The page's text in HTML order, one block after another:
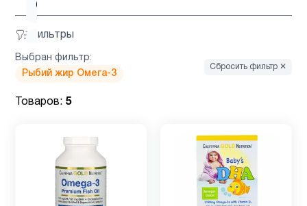
Фильтры
беременных
младенцев
Для
Железо
Выбран фильтр:
Рыбий жир Омега-3
Сбросить фильтр ✕
Товаров: 5